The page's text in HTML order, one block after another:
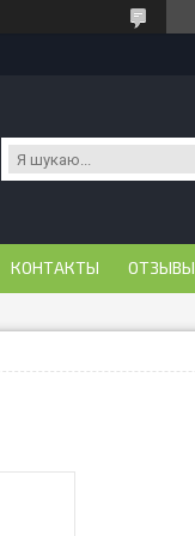
КОНТАКТЫ ОТЗЫВЫ